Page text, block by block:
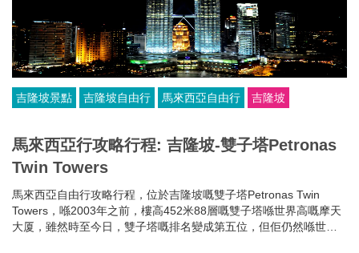
吉隆坡景點 吉隆坡自由行 馬來西亞自由行 吉隆坡
馬來西亞行攻略行程: 吉隆坡-雙子塔Petronas
Twin Towers
馬來西亞自由行攻略行程，位於吉隆坡嘅雙子塔Petronas Twin
Towers，喺2003年之前，樓高452米88層嘅雙子塔喺世界高嘅摩天
大厦，雖然時至今日，雙子塔嘅排名變成第五位，但佢仍然喺世界